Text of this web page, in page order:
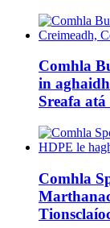
Comhla
in
Sreafa atá
Comhla